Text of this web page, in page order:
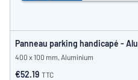
Panneau parking handicapé -
400 x 100 mm, Aluminium
€52.19 TTC